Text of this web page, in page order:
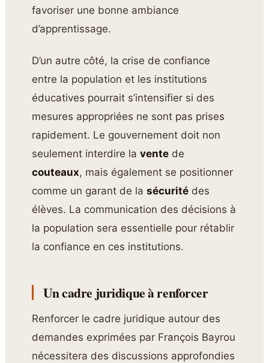
favoriser une bonne ambiance
d’apprentissage.
D’un autre côté, la crise de confiance
entre la population et les institutions
éducatives pourrait s’intensifier si des
mesures appropriées ne sont pas prises
rapidement. Le gouvernement doit non
seulement interdire lavente de
couteaux, mais également se positionner
comme un garant de lasécurité des
élèves. La communication des décisions à
la population sera essentielle pour rétablir
la confiance en ces institutions.
Un cadre juridique à renforcer
Renforcer le cadre juridique autour des
demandes exprimées par François Bayrou
nécessitera des discussions approfondies